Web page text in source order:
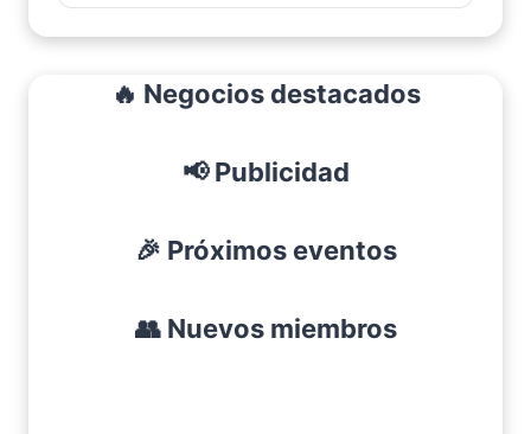
🔥 Negocios destacados
📢 Publicidad
🎉 Próximos eventos
👥 Nuevos miembros